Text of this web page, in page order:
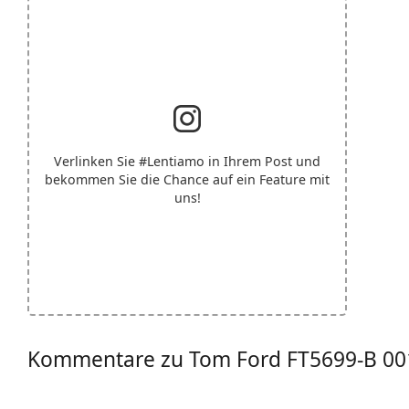
Verlinken Sie #Lentiamo in Ihrem Post und
bekommen Sie die Chance auf ein Feature mit
uns!
Kommentare zu Tom Ford FT5699-B